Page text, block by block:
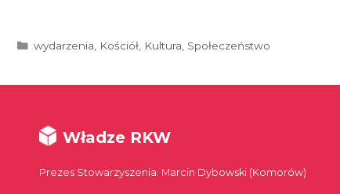
Kategorie
wydarzenia Kościół Kultura Społeczeństwo
Władze RKW
Prezes Stowarzyszenia: Marcin Dybowski (Komorów)